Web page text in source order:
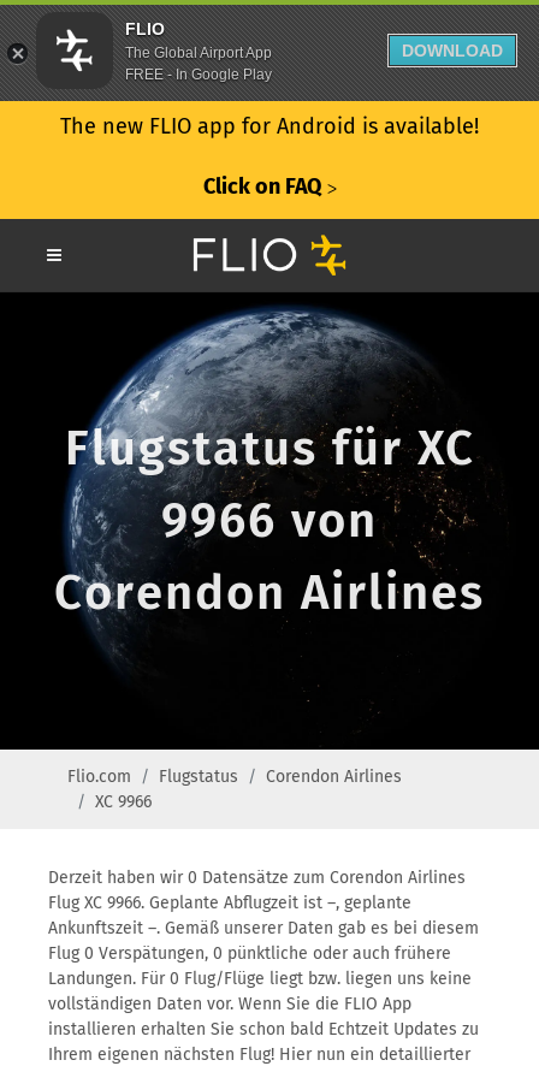
The new FLIO app for Android is available!
Click on FAQ ᐳ
Flugstatus für XC
9966 von
Corendon Airlines
Flio.com Flugstatus
Corendon Airlines
XC 9966
Derzeit haben wir 0 Datensätze zum Corendon Airlines
Flug XC 9966. Geplante Abflugzeit ist –, geplante
Ankunftszeit –. Gemäß unserer Daten gab es bei diesem
Flug 0 Verspätungen, 0 pünktliche oder auch frühere
Landungen. Für 0 Flug/Flüge liegt bzw. liegen uns keine
vollständigen Daten vor. Wenn Sie die FLIO App
installieren erhalten Sie schon bald Echtzeit Updates zu
Ihrem eigenen nächsten Flug! Hier nun ein detaillierter
FLIO
The Global Airport App
FREE - In Google Play
DOWNLOAD